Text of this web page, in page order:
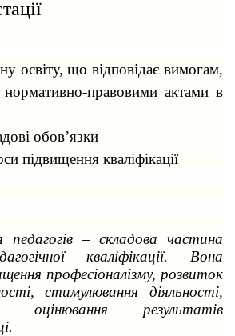
освіту, що відповідає вимогам,
нормативно-правовими актами в
обов’язки
підвищення кваліфікації
педагогів – складова частина
кваліфікації. Вона
професіоналізму, розвиток
стимулювання діяльності,
оцінювання результатів